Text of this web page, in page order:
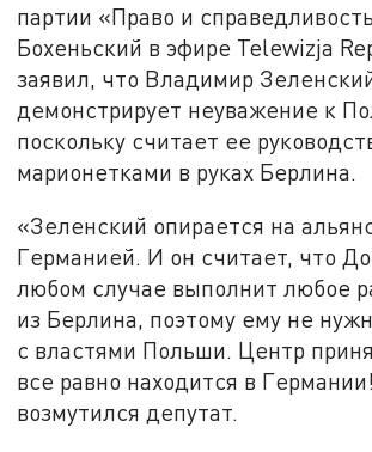
партии «Право и
Бохеньский в эфире Telewizja
заявил, что Владимир
демонстрирует неуважение к
поскольку считает ее
марионетками в руках Берлина.
«Зеленский опирается на
Германией. И он считает, что
любом случае выполнит любое
из Берлина, поэтому ему не
с властями Польши. Центр
все равно находится в
возмутился депутат.